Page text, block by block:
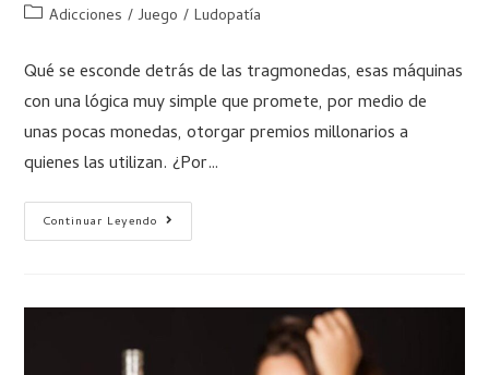
Adicciones / Juego / Ludopatía
Qué se esconde detrás de las tragmonedas, esas máquinas
con una lógica muy simple que promete, por medio de
unas pocas monedas, otorgar premios millonarios a
quienes las utilizan. ¿Por…
Continuar Leyendo